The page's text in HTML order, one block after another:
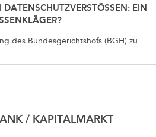
EIN P
des Bundesgerichtshofs (BGH) zu...
/ KAPITALMARKT